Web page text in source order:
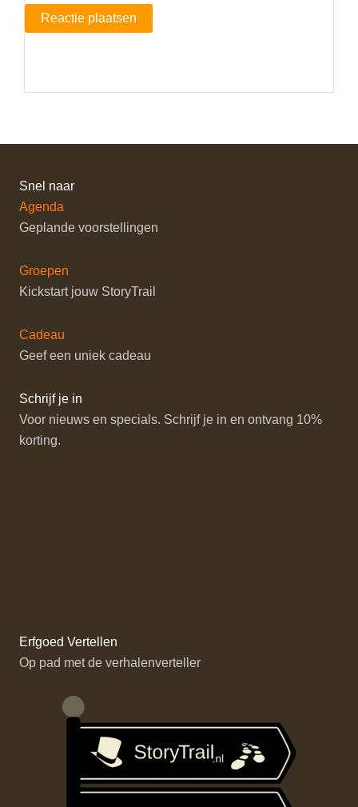
Snel naar
Agenda
Geplande voorstellingen
Groepen
Kickstart jouw StoryTrail
Cadeau
Geef een uniek cadeau
Schrijf je in
Voor nieuws en specials. Schrijf je in en ontvang 10%
korting.
Erfgoed Vertellen
Op pad met de verhalenverteller